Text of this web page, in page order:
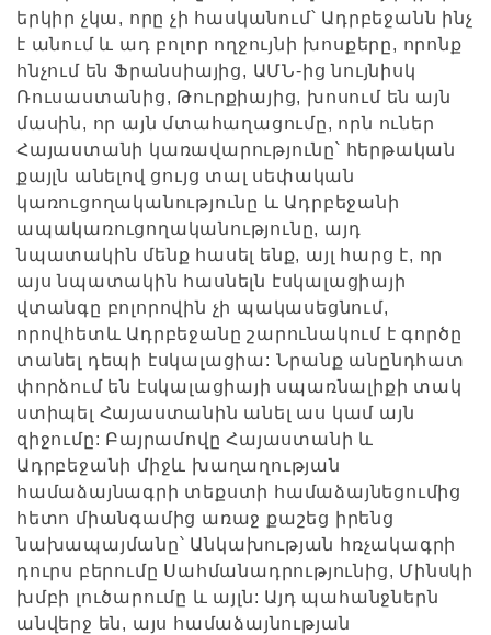
երկիր չկա, որը չի հասկանում՝ Ադրբեջանն ինչ
է անում և ադ բոլոր ողջույնի խոսքերը, որոնք
հնչում են Ֆրանսիայից, ԱՄՆ-ից նույնիսկ
Ռուսաստանից, Թուրքիայից, խոսում են այն
մասին, որ այն մտահաղացումը, որն ուներ
Հայաստանի կառավարությունը՝ հերթական
քայլն անելով ցույց տալ սեփական
կառուցողականությունը և Ադրբեջանի
ապակառուցողականությունը, այդ
նպատակին մենք հասել ենք, այլ հարց է, որ
այս նպատակին հասնելն էսկալացիայի
վտանգը բոլորովին չի պակասեցնում,
որովհետև Ադրբեջանը շարունակում է գործը
տանել դեպի էսկալացիա: Նրանք անընդհատ
փորձում են էսկալացիայի սպառնալիքի տակ
ստիպել Հայաստանին անել աս կամ այն
զիջումը: Բայրամովը Հայաստանի և
Ադրբեջանի միջև խաղաղության
համաձայնագրի տեքստի համաձայնեցումից
հետո միանգամից առաջ քաշեց իրենց
նախապայմանը՝ Անկախության հռչակագրի
դուրս բերումը Սահմանադրությունից, Մինսկի
խմբի լուծարումը և այլն: Այդ պահանջներն
անվերջ են, այս համաձայնության